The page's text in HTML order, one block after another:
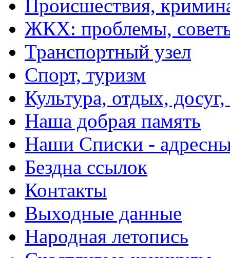
Происшествия,
ЖКХ: проблемы,
Транспортный узел
Спорт, туризм
Культура, отдых,
Наша добрая память
Наши Списки -
Бездна ссылок
Контакты
Выходные данные
Народная летопись